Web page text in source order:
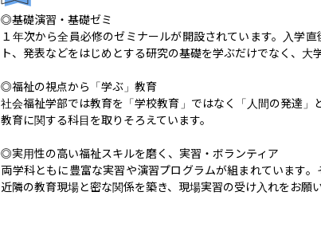
◎基礎演習・基礎ゼミ
１年次から全員必修のゼミナールが開設されています。入学
ト、発表などをはじめとする研究の基礎を学ぶだけでなく、大
◎福祉の視点から「学ぶ」教育
社会福祉学部では教育を「学校教育」ではなく「人間の発達
教育に関する科目を取りそろえています。
◎実用性の高い福祉スキルを磨く、実習・ボランティア
両学科ともに豊富な実習や演習プログラムが組まれています
近隣の教育現場と密な関係を築き、現場実習の受け入れをお願